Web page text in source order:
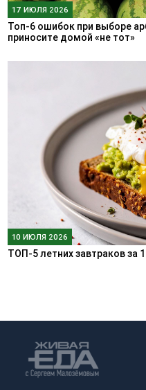
17 ИЮЛЯ 2026
Топ-6 ошибок при выборе
приносите домой «не тот»
10 ИЮЛЯ 2026
ТОП-5 летних завтраков за